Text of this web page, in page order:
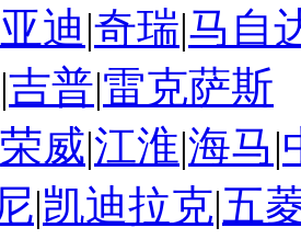
迪|奇瑞|马自
|吉普|雷克萨斯
荣威|江淮|海马|
|凯迪拉克|五